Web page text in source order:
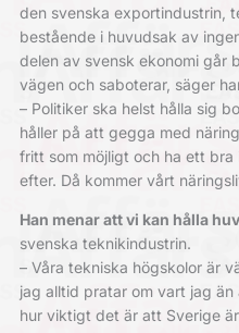
den svenska exportindustrin,
bestående i huvudsak av
delen av svensk ekonomi går
vägen och saboterar, säger
– Politiker ska helst hålla sig
håller på att gegga med
fritt som möjligt och ha ett
efter. Då kommer vårt
Han menar att vi kan hålla
svenska teknikindustrin.
– Våra tekniska högskolor är
jag alltid pratar om vart jag
hur viktigt det är att Sverige